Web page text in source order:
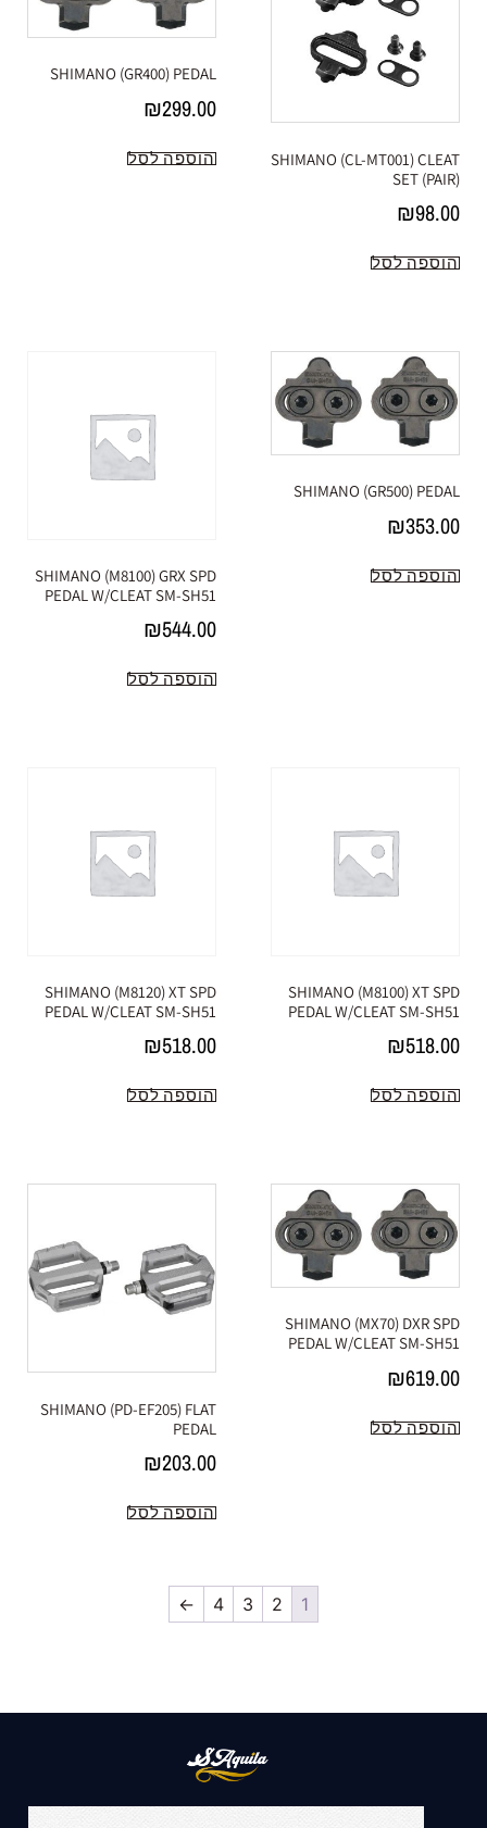
SHIMANO (CL-MT001) CLEAT
SET (PAIR)
₪98.00
הוספה לסל
SHIMANO (GR400) PEDAL
₪299.00
הוספה לסל
SHIMANO (GR500) PEDAL
₪353.00
הוספה לסל
SHIMANO (M8100) GRX SPD
PEDAL W/CLEAT SM-SH51
₪544.00
הוספה לסל
SHIMANO (M8100) XT SPD
PEDAL W/CLEAT SM-SH51
₪518.00
הוספה לסל
SHIMANO (M8120) XT SPD
PEDAL W/CLEAT SM-SH51
₪518.00
הוספה לסל
SHIMANO (MX70) DXR SPD
PEDAL W/CLEAT SM-SH51
₪619.00
הוספה לסל
SHIMANO (PD-EF205) FLAT
PEDAL
₪203.00
הוספה לסל
1
2
3
4
←